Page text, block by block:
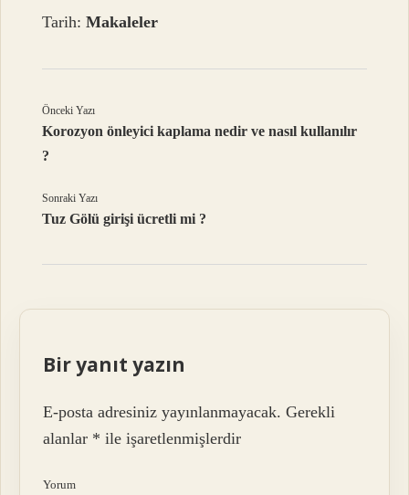
Tarih:Makaleler
Önceki Yazı
Korozyon önleyici kaplama nedir ve nasıl kullanılır
?
Sonraki Yazı
Tuz Gölü girişi ücretli mi ?
Bir yanıt yazın
E-posta adresiniz yayınlanmayacak. Gerekli
alanlar * ile işaretlenmişlerdir
Yorum